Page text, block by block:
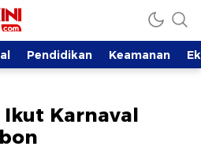
Pendidikan Keamanan
Ikut Karnaval